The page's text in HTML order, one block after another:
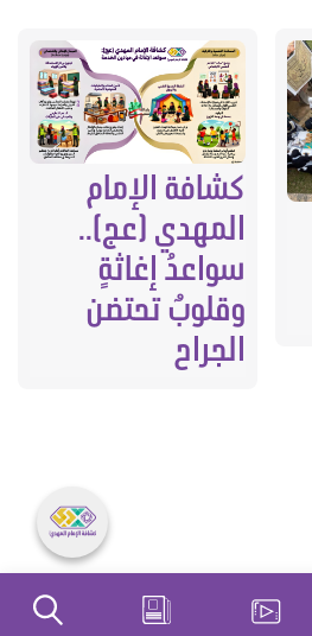
كشافة الإمام
المهدي (عج)..
سواعدُ إغاثةٍ
وقلوبٌ تحتضن
الجراح